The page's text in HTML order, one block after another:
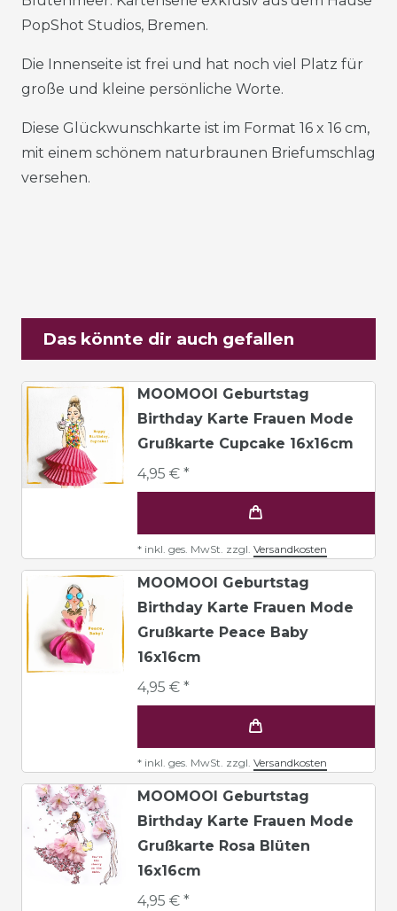
PopShot Studios, Bremen.
Die Innenseite ist frei und hat noch viel Platz für
große und kleine persönliche Worte.
Diese Glückwunschkarte ist im Format 16 x 16 cm,
mit einem schönem naturbraunen Briefumschlag
versehen.
Das könnte dir auch gefallen
MOOMOOI Geburtstag
Birthday Karte Frauen Mode
Grußkarte Cupcake 16x16cm
4,95 € *
* inkl. ges. MwSt. zzgl. Versandkosten
MOOMOOI Geburtstag
Birthday Karte Frauen Mode
Grußkarte Peace Baby
16x16cm
4,95 € *
* inkl. ges. MwSt. zzgl. Versandkosten
MOOMOOI Geburtstag
Birthday Karte Frauen Mode
Grußkarte Rosa Blüten
16x16cm
4,95 € *